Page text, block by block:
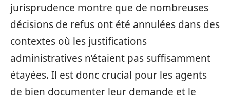
jurisprudence montre que de nombreuses
décisions de refus ont été annulées dans des
contextes où les justifications
administratives n’étaient pas suffisamment
étayées. Il est donc crucial pour les agents
de bien documenter leur demande et le